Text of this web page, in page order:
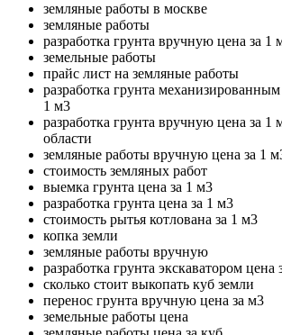
земляные работы в москве
земляные работы
разработка грунта вручную цена за 1
земельные работы
прайс лист на земляные работы
разработка грунта
1 м3
разработка грунта вручную цена за 1
области
земляные работы вручную цена за 1
стоимость земляных работ
выемка грунта цена за 1 м3
разработка грунта цена за 1 м3
стоимость рытья котлована за 1 м3
копка земли
земляные работы вручную
разработка грунта экскаватором цена
сколько стоит выкопать куб земли
перенос грунта вручную цена за м3
земельные работы цена